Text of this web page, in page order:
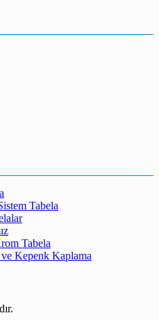
Tabela
Tabela
Kepenk Kaplama